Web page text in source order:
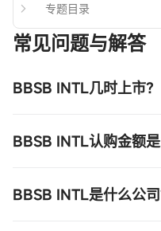
专题目录
常见问题与解答
BBSB INTL几时上市？
1.25亿股股份，预期将于
BBSB INTL认购金额是
BBSB INTL是什么公司